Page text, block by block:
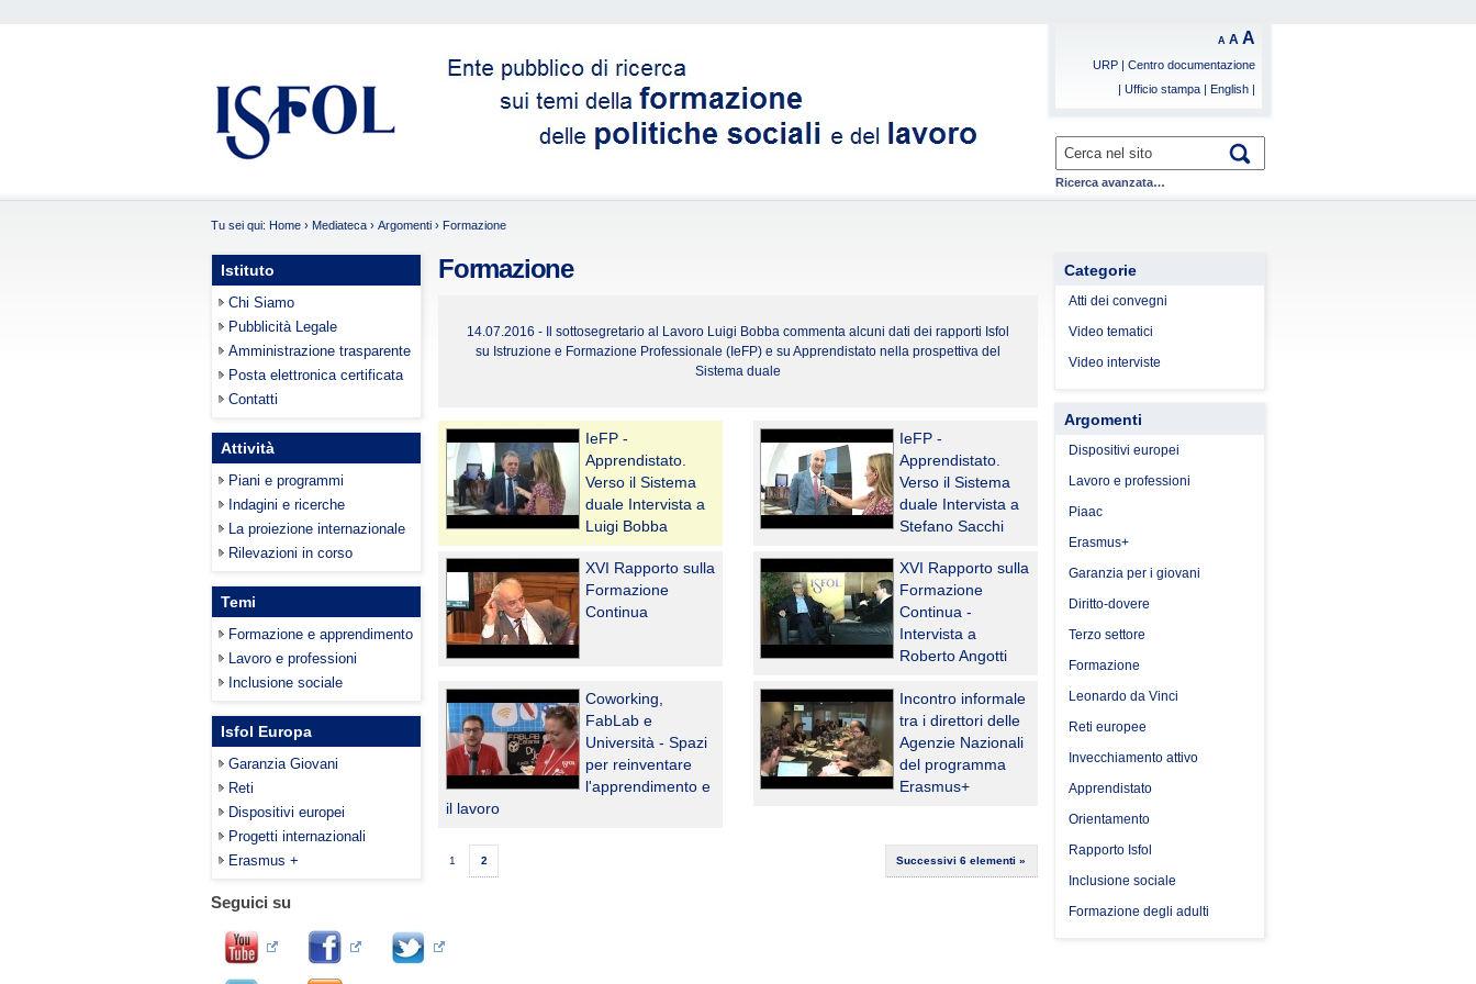
A A A
URP | Centro documentazione
| Ufficio stampa | English |
Ricerca avanzata…
Tu sei qui: Home › Mediateca › Argomenti › Formazione
Categorie
Atti dei convegni
Video tematici
Video interviste
Argomenti
Dispositivi europei
Lavoro e professioni
Piaac
Erasmus+
Garanzia per i giovani
Diritto-dovere
Terzo settore
Formazione
Leonardo da Vinci
Reti europee
Invecchiamento attivo
Apprendistato
Orientamento
Rapporto Isfol
Inclusione sociale
Formazione degli adulti
Istituto
Chi Siamo
Pubblicità Legale
Amministrazione trasparente
Posta elettronica certificata
Contatti
Attività
Piani e programmi
Indagini e ricerche
La proiezione internazionale
Rilevazioni in corso
Temi
Formazione e apprendimento
Lavoro e professioni
Inclusione sociale
Isfol Europa
Garanzia Giovani
Reti
Dispositivi europei
Progetti internazionali
Erasmus +
Seguici su
Formazione
14.07.2016 - Il sottosegretario al Lavoro Luigi Bobba commenta alcuni dati dei rapporti Isfol
su Istruzione e Formazione Professionale (IeFP) e su Apprendistato nella prospettiva del
Sistema duale
IeFP -
Apprendistato.
Verso il Sistema
duale Intervista a
Luigi Bobba
IeFP -
Apprendistato.
Verso il Sistema
duale Intervista a
Stefano Sacchi
XVI Rapporto sulla
Formazione
Continua
XVI Rapporto sulla
Formazione
Continua -
Intervista a
Roberto Angotti
Coworking,
FabLab e
Università - Spazi
per reinventare
l'apprendimento e
il lavoro
Incontro informale
tra i direttori delle
Agenzie Nazionali
del programma
Erasmus+
Successivi 6 elementi »
1 2